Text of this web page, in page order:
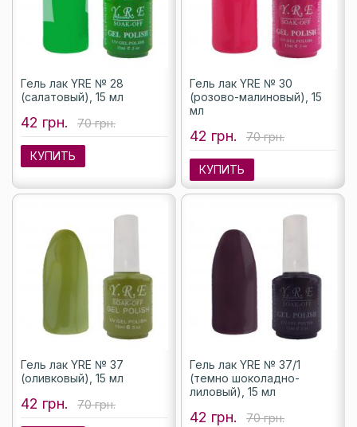
Гель лак YRE № 28
(салатовый), 15 мл
42 грн. 70 грн.
КУПИТЬ
Гель лак YRE № 30
(розово-малиновый), 15
мл
42 грн. 70 грн.
КУПИТЬ
Гель лак YRE № 37
(оливковый), 15 мл
42 грн. 70 грн.
Гель лак YRE № 37/1
(темно шоколадно-
лиловый), 15 мл
42 грн. 70 грн.